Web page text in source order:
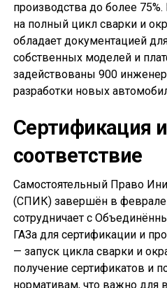
производства до более
на полный цикл сварки и
обладает документацией
собственных моделей и
задействованы 900
разработки новых
Сертификация
соответствие
Самостоятельный Право
(СПИК) завершён в феврале
сотрудничает с
ГАЗа для сертификации и
— запуск цикла сварки и
получение сертификатов и
нормативам, что важно для